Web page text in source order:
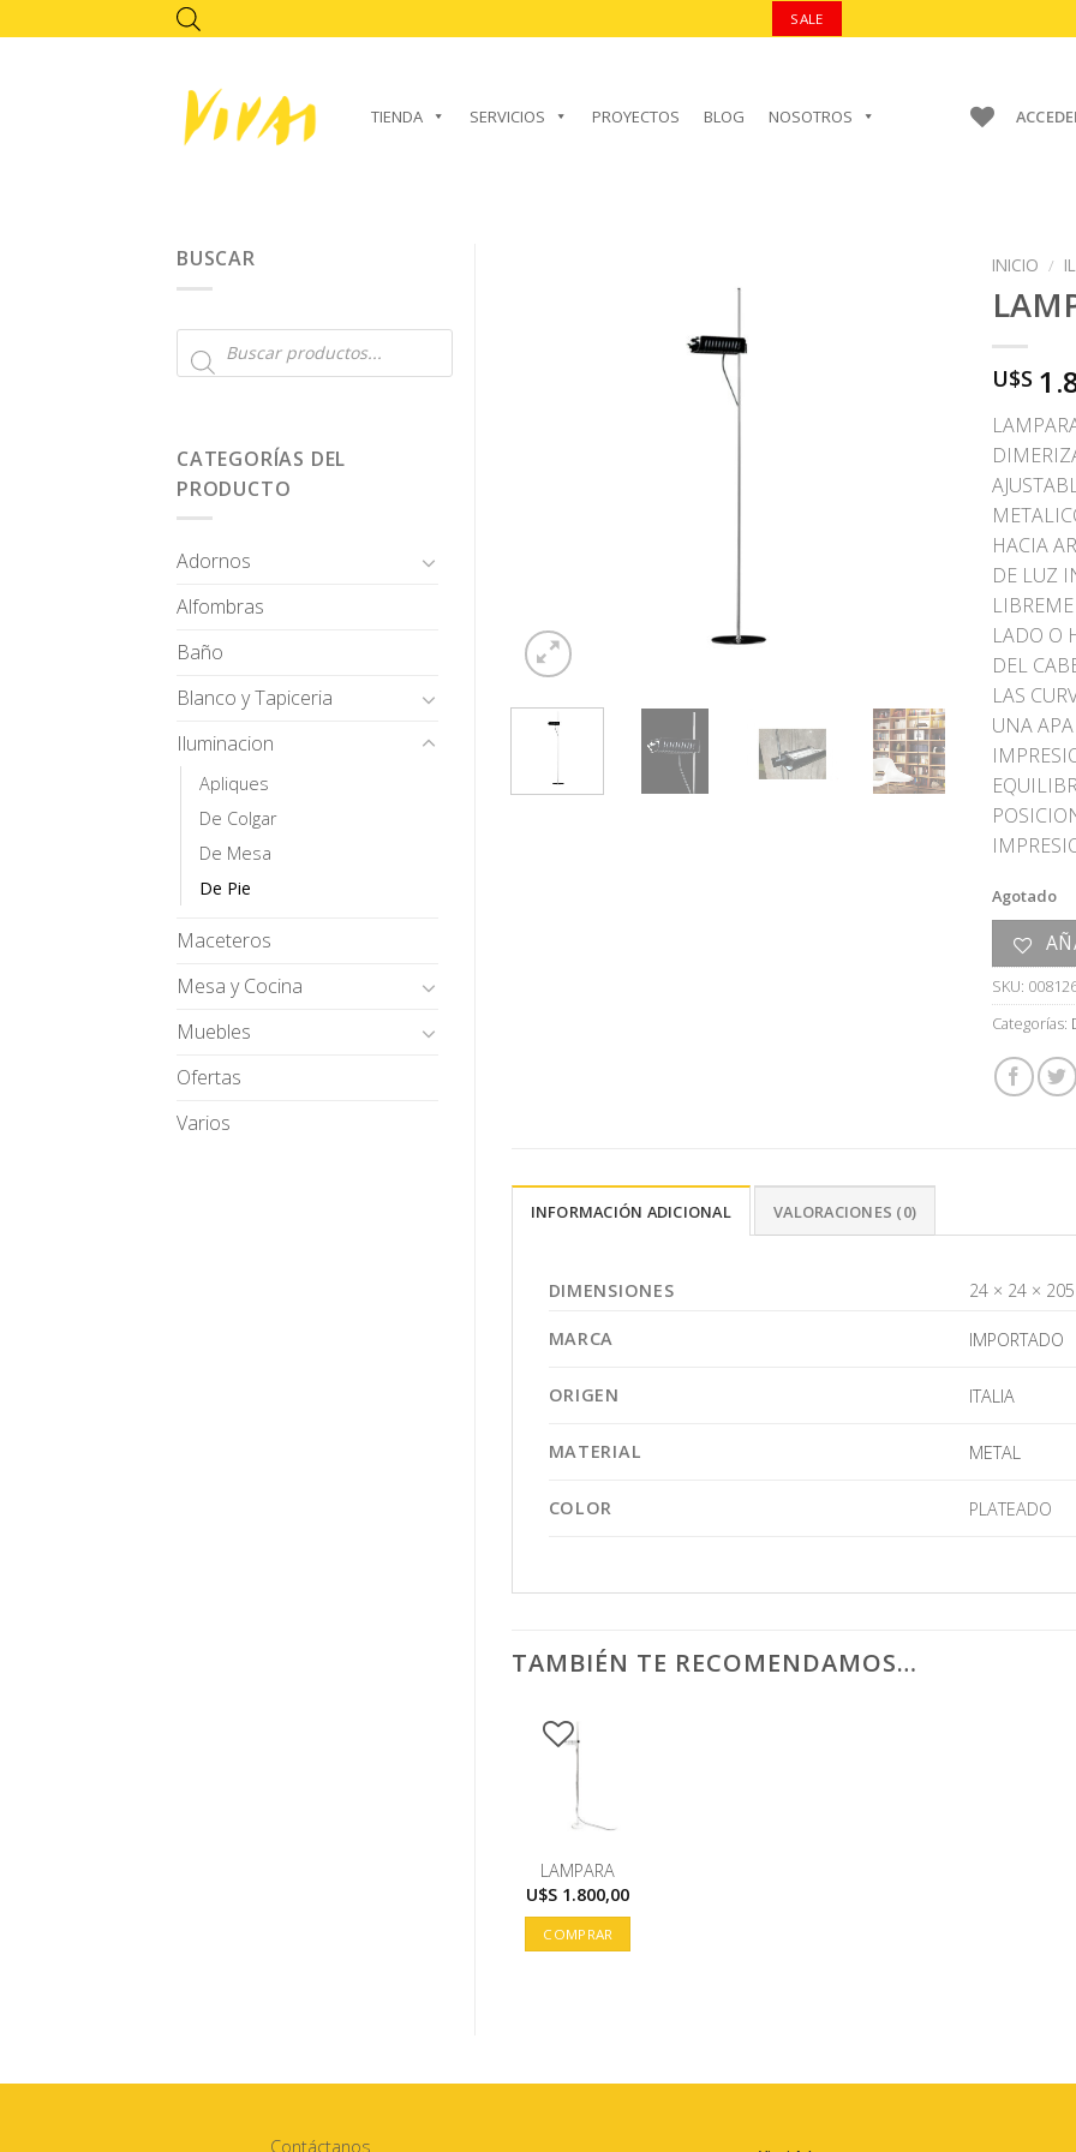
to
SALE
TIENDA SERVICIOS PROYECTOS BLOG NOSOTROS
BUSCAR
Búsqueda
de
CATEGORÍAS DEL
PRODUCTO
Adornos
Alfombras
Baño
Blanco y Tapiceria
Iluminacion
Apliques
De Colgar
De Mesa
De Pie
Maceteros
Mesa y Cocina
Muebles
Ofertas
Varios
INICIO /
U$S
HACIA
DE LUZ
LADO O
DEL
LAS
UNA
Agotado
SKU:
Categorías:
INFORMACIÓN ADICIONAL VALORACIONES (0)
DIMENSIONES 24 × 24 ×
MARCA IMPORTADO
ORIGEN ITALIA
MATERIAL METAL
COLOR PLATEADO
TAMBIÉN TE RECOMENDAMOS…
LAMPARA
U$S 1.800,00
COMPRAR
Contáctanos